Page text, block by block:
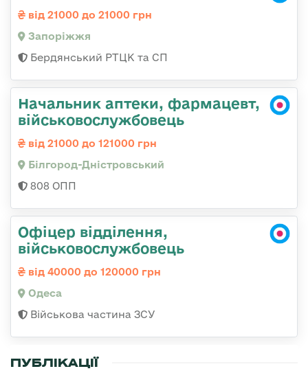
від 21000 до 21000 грн
Запоріжжя
Бердянський РТЦК та СП
Начальник аптеки, фармацевт,
військовослужбовець
від 21000 до 121000 грн
Білгород-Дністровський
808 ОПП
Офіцер відділення,
військовослужбовець
від 40000 до 120000 грн
Одеса
Військова частина ЗСУ
ПУБЛІКАЦІЇ